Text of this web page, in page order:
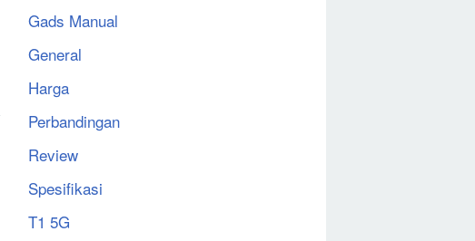
Gads Manual
General
Harga
Perbandingan
Review
Spesifikasi
T1 5G